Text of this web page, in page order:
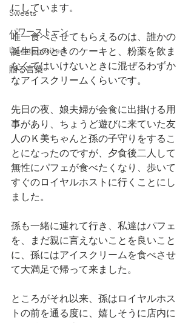
Sweets
パワーストーン
Uncategorized
贈る言葉
にしています。
唯一食べさせてもらえるのは、誰かの
誕生日のときのケーキと、粉薬を飲ま
なくてはいけないときに混ぜるわずか
なアイスクリームくらいです。
先日の夜、娘夫婦が会食に出掛ける用
事があり、ちょうど遊びに来ていた友
人のＫ美ちゃんと孫の子守りをするこ
とになったのですが、夕食後二人して
無性にパフェが食べたくなり、歩いて
すぐのロイヤルホストに行くことにし
ました。
孫も一緒に連れて行き、私達はパフェ
を、まだ親に言えないことを良いこと
に、孫にはアイスクリームを食べさせ
て大満足で帰って来ました。
ところがそれ以来、孫はロイヤルホス
トの前を通る度に、嬉しそうに店内に